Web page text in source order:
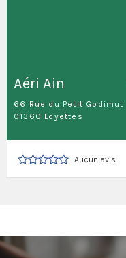
Aéri Ain
66 Rue du Petit Godimut
01360 Loyettes
Aucun avis